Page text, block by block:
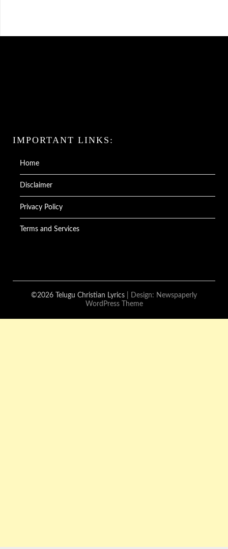
IMPORTANT LINKS:
Home
Disclaimer
Privacy Policy
Terms and Services
©2026 Telugu Christian Lyrics | Design: Newspaperly
WordPress Theme